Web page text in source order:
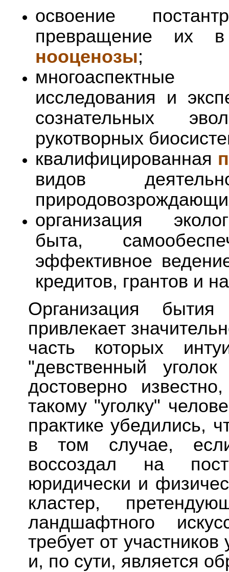
освоение
превращение их
нооценозы;
исследования и
сознательных
рукотворных
квалифицированная
видов
организация
быта,
эффективное
кредитов, грантов и
Организация
привлекает
часть которых
"девственный
достоверно
такому "уголку"
практике убедились,
в том случае,
воссоздал на
юридически и
кластер,
ландшафтного
требует от
и, по сути, является